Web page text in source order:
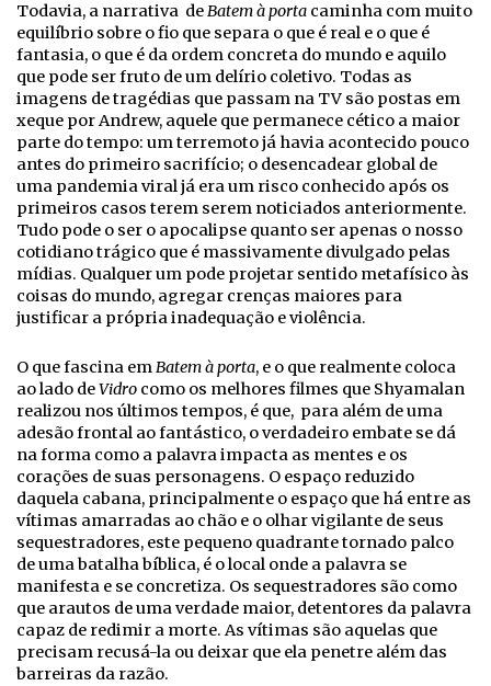
Todavia, a narrativa deBatem à porta caminha com muito
equilíbrio sobre o fio que separa o que é real e o que é
fantasia, o que é da ordem concreta do mundo e aquilo
que pode ser fruto de um delírio coletivo. Todas as
imagens de tragédias que passam na TV são postas em
xeque por Andrew, aquele que permanece cético a maior
parte do tempo: um terremoto já havia acontecido pouco
antes do primeiro sacrifício; o desencadear global de
uma pandemia viral já era um risco conhecido após os
primeiros casos terem serem noticiados anteriormente.
Tudo pode o ser o apocalipse quanto ser apenas o nosso
cotidiano trágico que é massivamente divulgado pelas
mídias. Qualquer um pode projetar sentido metafísico às
coisas do mundo, agregar crenças maiores para
justificar a própria inadequação e violência.
O que fascina emBatem à porta, e o que realmente coloca
ao lado deVidro como os melhores filmes que Shyamalan
realizou nos últimos tempos, é que, para além de uma
adesão frontal ao fantástico, o verdadeiro embate se dá
na forma como a palavra impacta as mentes e os
corações de suas personagens. O espaço reduzido
daquela cabana, principalmente o espaço que há entre as
vítimas amarradas ao chão e o olhar vigilante de seus
sequestradores, este pequeno quadrante tornado palco
de uma batalha bíblica, é o local onde a palavra se
manifesta e se concretiza. Os sequestradores são como
que arautos de uma verdade maior, detentores da palavra
capaz de redimir a morte. As vítimas são aquelas que
precisam recusá-la ou deixar que ela penetre além das
barreiras da razão.